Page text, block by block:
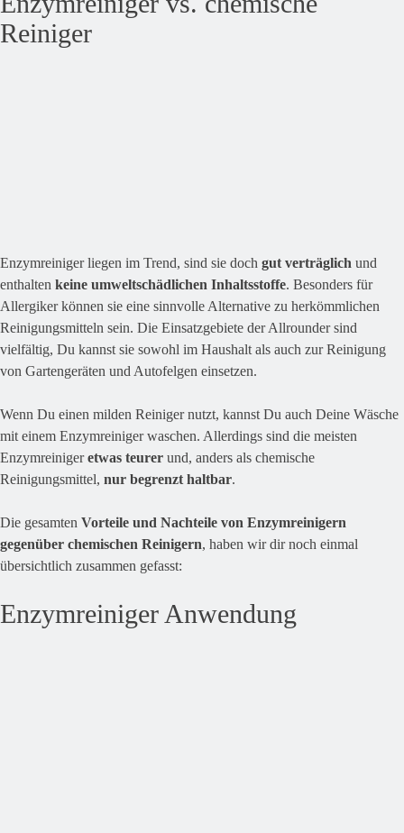
Reiniger
Enzymreiniger liegen im Trend, sind sie doch gut verträglich und
enthalten keine umweltschädlichen Inhaltsstoffe. Besonders für
Allergiker können sie eine sinnvolle Alternative zu herkömmlichen
Reinigungsmitteln sein. Die Einsatzgebiete der Allrounder sind
vielfältig, Du kannst sie sowohl im Haushalt als auch zur Reinigung
von Gartengeräten und Autofelgen einsetzen.
Wenn Du einen milden Reiniger nutzt, kannst Du auch Deine Wäsche
mit einem Enzymreiniger waschen. Allerdings sind die meisten
Enzymreinigeretwas teurer und, anders als chemische
Reinigungsmittel, nur begrenzt haltbar.
Die gesamten Vorteile und Nachteile von Enzymreinigern
gegenüber chemischen Reinigern, haben wir dir noch einmal
übersichtlich zusammen gefasst:
Enzymreiniger Anwendung